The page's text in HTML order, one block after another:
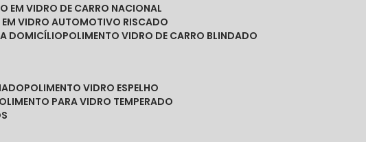
EM VIDRO DE CARRO NACIONAL
EM VIDRO AUTOMOTIVO RISCADO
A DOMICÍLIO POLIMENTO VIDRO DE CARRO BLINDADO
POLIMENTO VIDRO ESPELHO
POLIMENTO PARA VIDRO TEMPERADO